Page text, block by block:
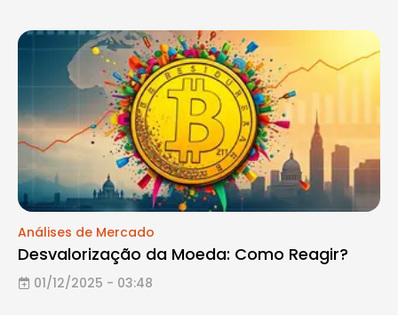
Análises de Mercado
Desvalorização da Moeda: Como Reagir?
01/12/2025 - 03:48